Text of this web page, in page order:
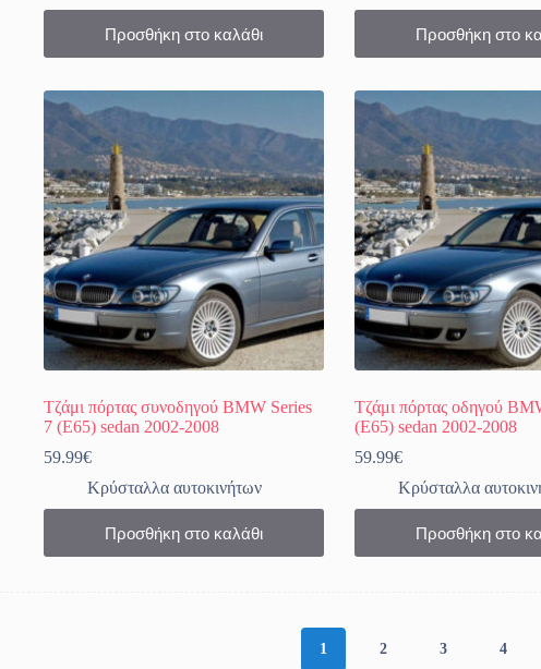
Προσθήκη στο καλάθι Προσθήκη στο
Τζάμι πόρτας συνοδηγού BMW Series
7 (E65) sedan 2002-2008
59.99€
Κρύσταλλα αυτοκινήτων
Προσθήκη στο καλάθι
Τζάμι πόρτας οδηγού
(E65) sedan 2002-2008
59.99€
Κρύσταλλα
Προσθήκη στο
1 2 3 4